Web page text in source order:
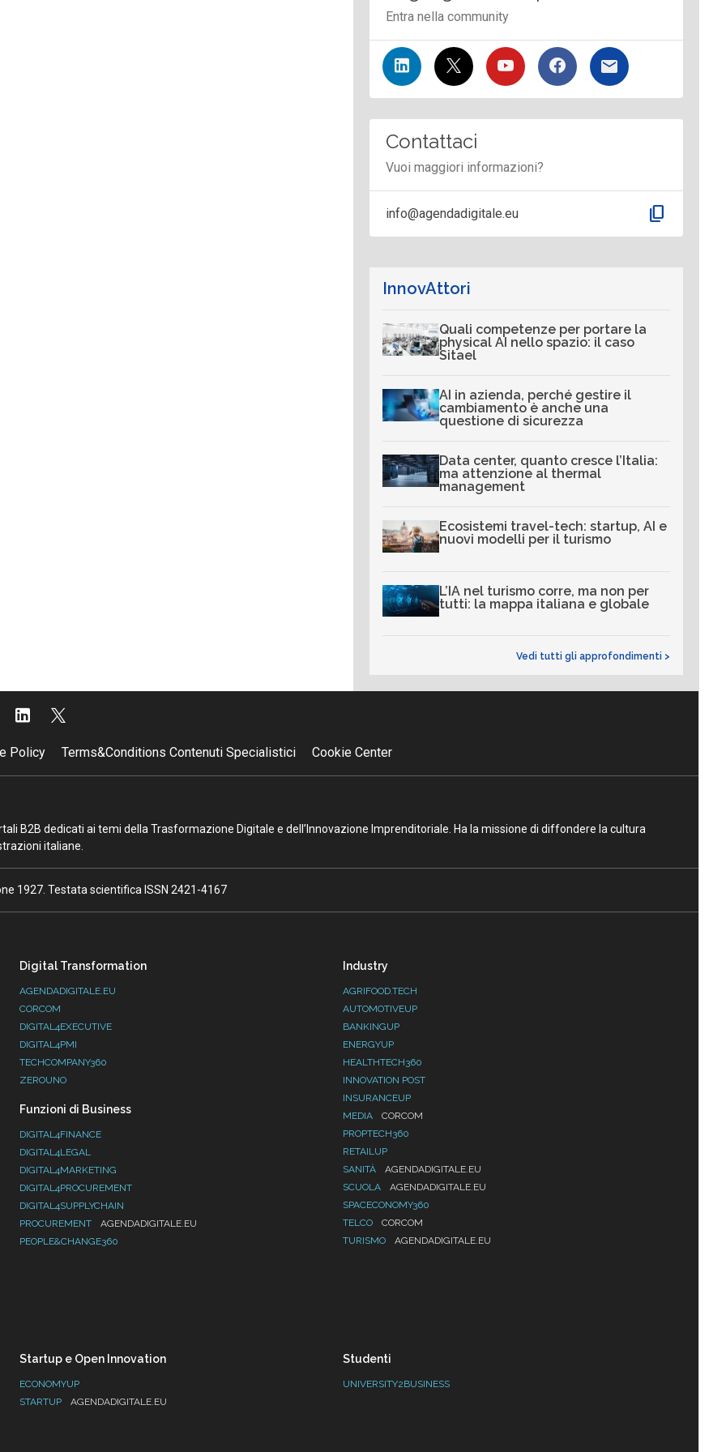
Entra nella community
Contattaci
Vuoi maggiori informazioni?
info@agendadigitale.eu content_copy
InnovAttori
Quali competenze per portare la
physical AI nello spazio: il caso
Sitael
AI in azienda, perché gestire il
cambiamento è anche una
questione di sicurezza
Data center, quanto cresce l’Italia:
ma attenzione al thermal
management
Ecosistemi travel-tech: startup, AI e
nuovi modelli per il turismo
L’IA nel turismo corre, ma non per
tutti: la mappa italiana e globale
Vedi tutti gli approfondimenti >
Policy Terms&Conditions Contenuti Specialistici Cookie Center
B2B dedicati ai temi della Trasformazione Digitale e dell’Innovazione Imprenditoriale. Ha la missione di diffondere la cultura
italiane.
1927. Testata scientifica ISSN 2421-4167
Digital Transformation
AGENDADIGITALE.EU
CORCOM
DIGITAL4EXECUTIVE
DIGITAL4PMI
TECHCOMPANY360
ZEROUNO
Funzioni di Business
DIGITAL4FINANCE
DIGITAL4LEGAL
DIGITAL4MARKETING
DIGITAL4PROCUREMENT
DIGITAL4SUPPLYCHAIN
PROCUREMENT
AGENDADIGITALE.EU
PEOPLE&CHANGE360
Industry
AGRIFOOD.TECH
AUTOMOTIVEUP
BANKINGUP
ENERGYUP
HEALTHTECH360
INNOVATION POST
INSURANCEUP
MEDIA
CORCOM
PROPTECH360
RETAILUP
SANITÀ
AGENDADIGITALE.EU
SCUOLA
AGENDADIGITALE.EU
SPACECONOMY360
TELCO
CORCOM
TURISMO
AGENDADIGITALE.EU
Startup e Open Innovation
ECONOMYUP
STARTUP
AGENDADIGITALE.EU
Studenti
UNIVERSITY2BUSINESS